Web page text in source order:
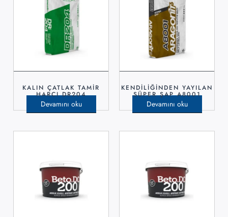
KALIN ÇATLAK TAMİR
HARCI DR204
Devamını oku
KENDİLİĞİNDEN YAYILAN
SÜPER ŞAP A8001
Devamını oku